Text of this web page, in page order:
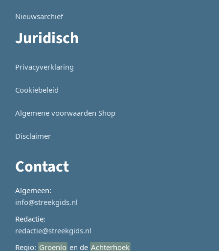
Nieuwsarchief
Juridisch
Privacyverklaring
Cookiebeleid
Algemene voorwaarden Shop
Disclaimer
Contact
Algemeen:
info@streekgids.nl
Redactie:
redactie@streekgids.nl
Regio: Groenlo en de Achterhoek